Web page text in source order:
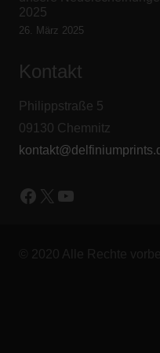
2025
26. März 2025
Kontakt
Philippstraße 5
09130 Chemnitz
Facebook
X YouTube